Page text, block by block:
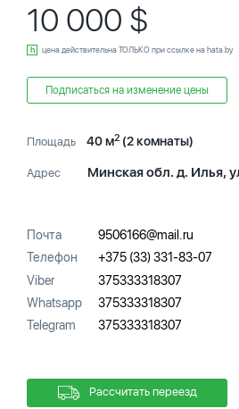
10 000 $
цена действительна ТОЛЬКО при ссылке на hata.by
Подписаться на изменение цены
Площадь 40 м2 (2 комнаты)
Адрес Минская обл. д. Илья,
Почта
9506166@mail.ru
Телефон
+375 (33) 331-83-07
Viber
375333318307
Whatsapp
375333318307
Telegram
375333318307
Рассчитать переезд